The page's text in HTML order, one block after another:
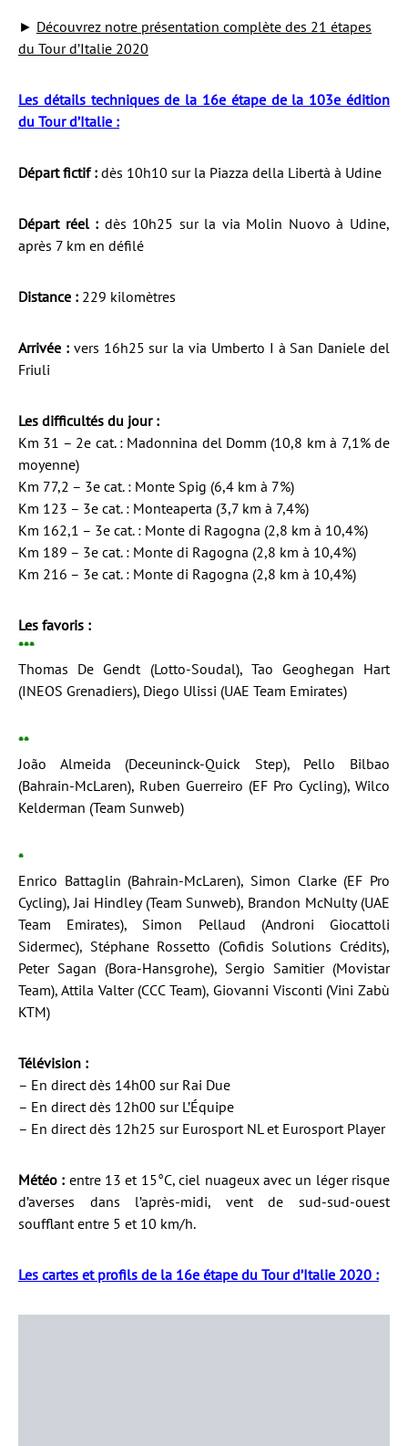
► Découvrez notre présentation complète des 21 étapes
du Tour d’Italie 2020
Les détails techniques de la 16e étape de la 103e édition
du Tour d’Italie :
Départ fictif : dès 10h10 sur la Piazza della Libertà à Udine
Départ réel : dès 10h25 sur la via Molin Nuovo à Udine,
après 7 km en défilé
Distance : 229 kilomètres
Arrivée : vers 16h25 sur la via Umberto I à San Daniele del
Friuli
Les difficultés du jour :
Km 31 – 2e cat. : Madonnina del Domm (10,8 km à 7,1% de
moyenne)
Km 77,2 – 3e cat. : Monte Spig (6,4 km à 7%)
Km 123 – 3e cat. : Monteaperta (3,7 km à 7,4%)
Km 162,1 – 3e cat. : Monte di Ragogna (2,8 km à 10,4%)
Km 189 – 3e cat. : Monte di Ragogna (2,8 km à 10,4%)
Km 216 – 3e cat. : Monte di Ragogna (2,8 km à 10,4%)
Les favoris :
***
Thomas De Gendt (Lotto-Soudal), Tao Geoghegan Hart
(INEOS Grenadiers), Diego Ulissi (UAE Team Emirates)
**
João Almeida (Deceuninck-Quick Step), Pello Bilbao
(Bahrain-McLaren), Ruben Guerreiro (EF Pro Cycling), Wilco
Kelderman (Team Sunweb)
*
Enrico Battaglin (Bahrain-McLaren), Simon Clarke (EF Pro
Cycling), Jai Hindley (Team Sunweb), Brandon McNulty (UAE
Team Emirates), Simon Pellaud (Androni Giocattoli
Sidermec), Stéphane Rossetto (Cofidis Solutions Crédits),
Peter Sagan (Bora-Hansgrohe), Sergio Samitier (Movistar
Team), Attila Valter (CCC Team), Giovanni Visconti (Vini Zabù
KTM)
Télévision :
– En direct dès 14h00 sur Rai Due
– En direct dès 12h00 sur L’Équipe
– En direct dès 12h25 sur Eurosport NL et Eurosport Player
Météo : entre 13 et 15°C, ciel nuageux avec un léger risque
d’averses dans l’après-midi, vent de sud-sud-ouest
soufflant entre 5 et 10 km/h.
Les cartes et profils de la 16e étape du Tour d’Italie 2020 :